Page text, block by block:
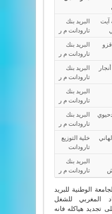
آيت
البريد بنك
تارودانت م ر
البريد بنك
تارودانت م ر
البريد بنك
تارودانت م ر
البريد بنك
تارودانت م ر
البريد بنك
تارودانت م ر
خلية التوزيع
تارودانت
البريد بنك
تارودانت م ر
الوطنية للبريد
المغربي للشغل
تجديد هياكله فانه